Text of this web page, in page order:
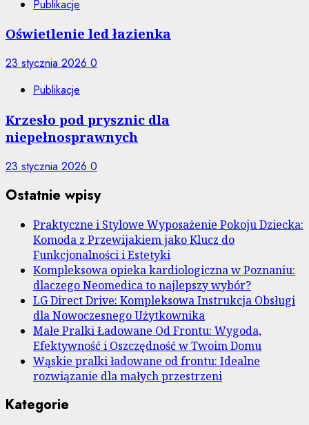
Publikacje
Oświetlenie led łazienka
23 stycznia 2026 0
Publikacje
Krzesło pod prysznic dla
niepełnosprawnych
23 stycznia 2026 0
Ostatnie wpisy
Praktyczne i Stylowe Wyposażenie Pokoju Dziecka:
Komoda z Przewijakiem jako Klucz do
Funkcjonalności i Estetyki
Kompleksowa opieka kardiologiczna w Poznaniu:
dlaczego Neomedica to najlepszy wybór?
LG Direct Drive: Kompleksowa Instrukcja Obsługi
dla Nowoczesnego Użytkownika
Małe Pralki Ładowane Od Frontu: Wygoda,
Efektywność i Oszczędność w Twoim Domu
Wąskie pralki ładowane od frontu: Idealne
rozwiązanie dla małych przestrzeni
Kategorie